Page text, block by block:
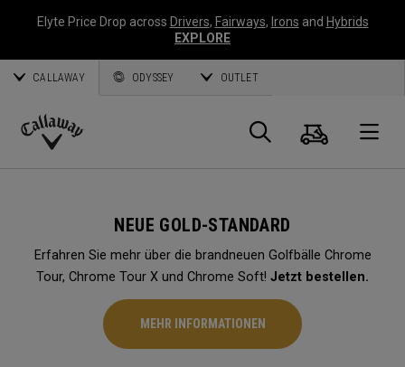
Elyte Price Drop across Drivers, Fairways, Irons and Hybrids
EXPLORE
CALLAWAY ODYSSEY OUTLET
Callaway
Suche
NEUE GOLD-STANDARD
Erfahren Sie mehr über die brandneuen Golfbälle Chrome
Tour, Chrome Tour X und Chrome Soft! Jetzt bestellen.
MEHR INFORMATIONEN